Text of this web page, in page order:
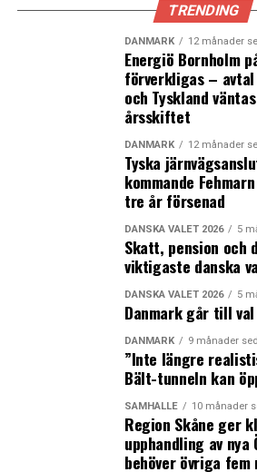
TRENDING
DANMARK 12 månader
Energiö Bornholm
förverkligas –
och Tyskland
årsskiftet
DANMARK 12 månader
Tyska
kommande
tre år försenad
DANSKA VALET 2026 5
Skatt, pension och
viktigaste danska
DANSKA VALET 2026 5
Danmark går till
DANMARK 9 månader
”Inte längre
Bält-tunneln kan
SAMHÄLLE 10 månader
Region Skåne ger
upphandling av
behöver övriga